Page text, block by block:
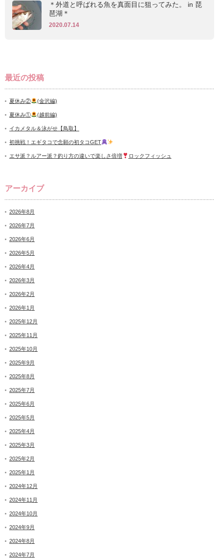
＊外道と呼ばれる魚を真面目に狙ってみた。 in 琵
琶湖＊
2020.07.14
最近の投稿
夏休み② (金沢編)
夏休み① (越前編)
イカメタル＆泳がせ【鳥取】
初挑戦！エギタコで念願の初タコGET
エサ派？ルアー派？釣り方の違いで楽しさ倍増 ロックフィッシュ
アーカイブ
2026年8月
2026年7月
2026年6月
2026年5月
2026年4月
2026年3月
2026年2月
2026年1月
2025年12月
2025年11月
2025年10月
2025年9月
2025年8月
2025年7月
2025年6月
2025年5月
2025年4月
2025年3月
2025年2月
2025年1月
2024年12月
2024年11月
2024年10月
2024年9月
2024年8月
2024年7月